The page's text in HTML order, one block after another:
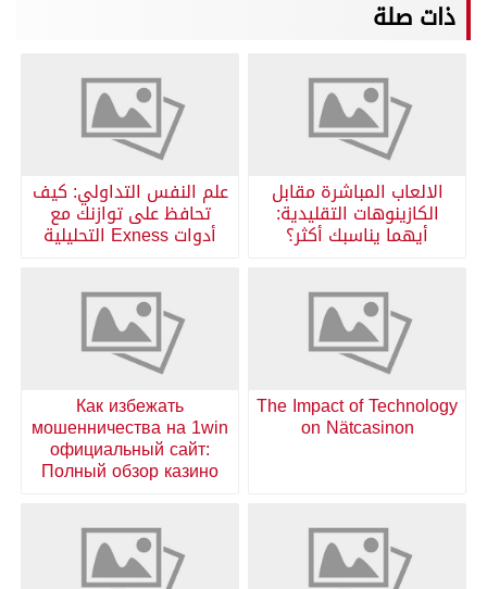
ذات صلة
الالعاب المباشرة مقابل
الكازينوهات التقليدية:
أيهما يناسبك أكثر؟
علم النفس التداولي: كيف
تحافظ على توازنك مع
أدوات Exness التحليلية
The Impact of Technology
on Nätcasinon
Как избежать
мошенничества на 1win
официальный сайт:
Полный обзор казино